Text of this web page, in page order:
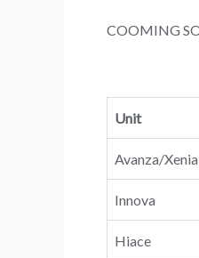
COOMING
Unit
Avanza/Xenia
Innova
Hiace